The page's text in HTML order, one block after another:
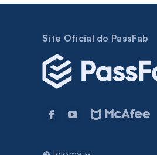
Site Oficial do PassFab